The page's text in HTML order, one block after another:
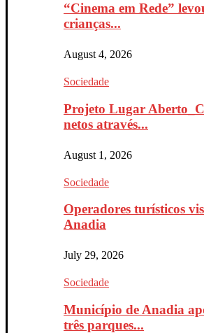
“Cinema em Rede”
crianças...
August 4, 2026
Sociedade
Projeto Lugar
netos através...
August 1, 2026
Sociedade
Operadores turísticos
Anadia
July 29, 2026
Sociedade
Município de Anadia
três parques...